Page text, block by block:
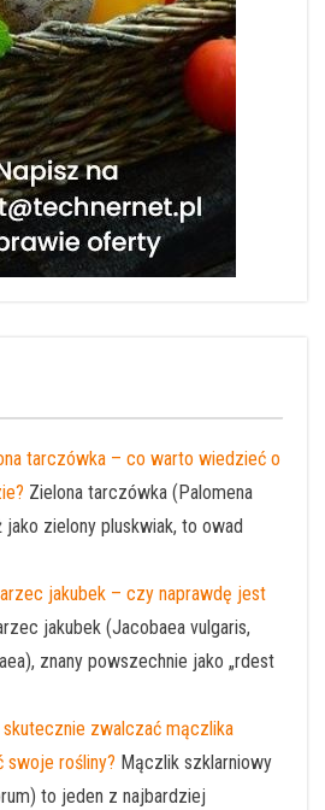
tarczówka – co warto wiedzieć o
Zielona tarczówka (Palomena
jako zielony pluskwiak, to owad
jakubek – czy naprawdę jest
jakubek (Jacobaea vulgaris,
znany powszechnie jako „rdest
zwalczać mączlika
swoje rośliny? Mączlik szklarniowy
to jeden z najbardziej